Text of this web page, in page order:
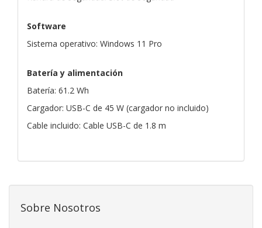
Software
Sistema operativo: Windows 11 Pro
Batería y alimentación
Batería: 61.2 Wh
Cargador: USB-C de 45 W (cargador no incluido)
Cable incluido: Cable USB-C de 1.8 m
Sobre Nosotros